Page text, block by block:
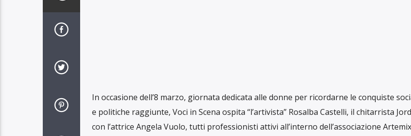
In occasione dell’8 marzo, giornata dedicata alle donne per ricordarne le conquiste
e politiche raggiunte, Voci in Scena ospita “l’artivista” Rosalba Castelli, il chitarrista
con l’attrice Angela Vuolo, tutti professionisti attivi all’interno dell’associazione